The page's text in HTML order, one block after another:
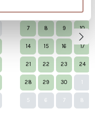
31 1 2 3
7 8 9 10
14 15 16 17
21 22 23 24
28 29 30
5 6 7 8